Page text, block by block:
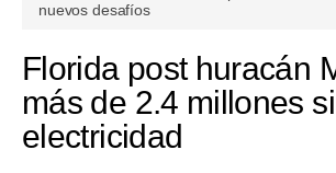
Finanzas Personales
Inmobiliarias
minutes,
13
seconds
nuevos desafíos
Florida post huracán
más de 2.4 millones
electricidad